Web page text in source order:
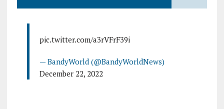
pic.twitter.com/a3rVFrF39i
— BandyWorld (@BandyWorldNews)
December 22, 2022